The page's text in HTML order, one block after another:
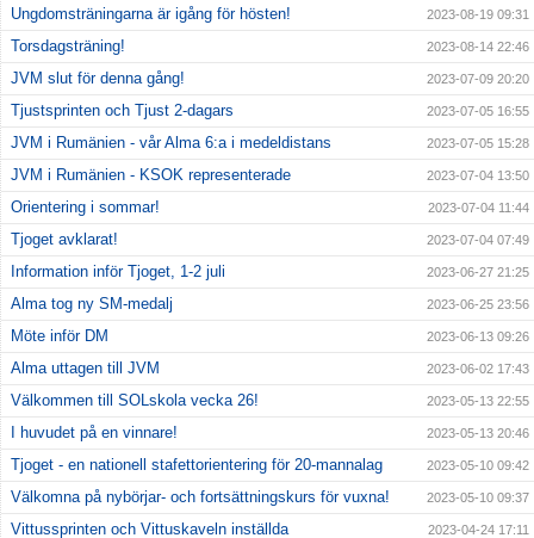
Ungdomsträningarna är igång för hösten! 2023-08-19 09:31
Torsdagsträning! 2023-08-14 22:46
JVM slut för denna gång! 2023-07-09 20:20
Tjustsprinten och Tjust 2-dagars 2023-07-05 16:55
JVM i Rumänien - vår Alma 6:a i medeldistans 2023-07-05 15:28
JVM i Rumänien - KSOK representerade 2023-07-04 13:50
Orientering i sommar! 2023-07-04 11:44
Tjoget avklarat! 2023-07-04 07:49
Information inför Tjoget, 1-2 juli 2023-06-27 21:25
Alma tog ny SM-medalj 2023-06-25 23:56
Möte inför DM 2023-06-13 09:26
Alma uttagen till JVM 2023-06-02 17:43
Välkommen till SOLskola vecka 26! 2023-05-13 22:55
I huvudet på en vinnare! 2023-05-13 20:46
Tjoget - en nationell stafettorientering för 20-mannalag 2023-05-10 09:42
Välkomna på nybörjar- och fortsättningskurs för vuxna! 2023-05-10 09:37
Vittussprinten och Vittuskaveln inställda 2023-04-24 17:11